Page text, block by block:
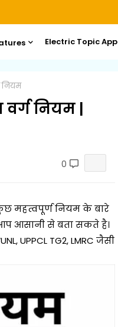
Electric Topic App
नियम
वर्ग नियम |
0
महत्वपूर्ण नियम के बारे
आसानी से बता सकते है।
UPPCL TG2, LMRC जैसी